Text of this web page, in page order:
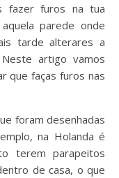
fazer furos na tua
parede onde
tarde alterares a
artigo vamos
que faças furos nas
foram desenhadas
na Holanda é
terem parapeitos
de casa, o que